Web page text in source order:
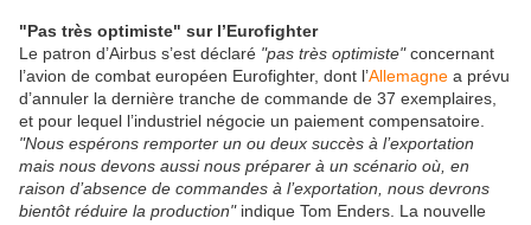
"Pas très optimiste" sur l’Eurofighter
Le patron d’Airbus s’est déclaré "pas très optimiste"concernant
l’avion de combat européen Eurofighter, dont l’Allemagne a prévu
d’annuler la dernière tranche de commande de 37 exemplaires,
et pour lequel l’industriel négocie un paiement compensatoire.
"Nous espérons remporter un ou deux succès à l’exportation
mais nous devons aussi nous préparer à un scénario où, en
raison d’absence de commandes à l’exportation, nous devrons
bientôt réduire la production"indique Tom Enders. La nouvelle